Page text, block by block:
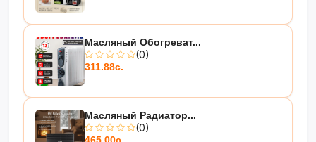
Масляный Обогреват...
(0)
311.88с.
Масляный Радиатор...
(0)
465.00с.